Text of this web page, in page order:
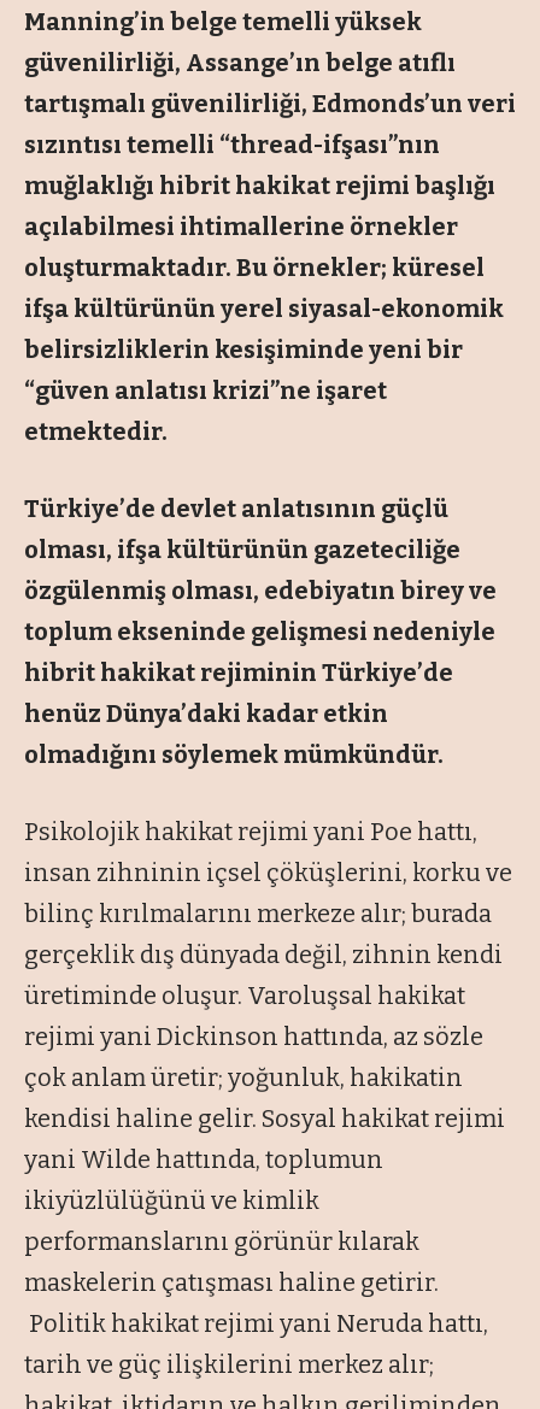
Manning’in belge temelli yüksek
güvenilirliği, Assange’ın belge atıflı
tartışmalı güvenilirliği, Edmonds’un veri
sızıntısı temelli “thread-ifşası”nın
muğlaklığı hibrit hakikat rejimi başlığı
açılabilmesi ihtimallerine örnekler
oluşturmaktadır. Bu örnekler; küresel
ifşa kültürünün yerel siyasal-ekonomik
belirsizliklerin kesişiminde yeni bir
“güven anlatısı krizi”ne işaret
etmektedir.
Türkiye’de devlet anlatısının güçlü
olması, ifşa kültürünün gazeteciliğe
özgülenmiş olması, edebiyatın birey ve
toplum ekseninde gelişmesi nedeniyle
hibrit hakikat rejiminin Türkiye’de
henüz Dünya’daki kadar etkin
olmadığını söylemek mümkündür.
Psikolojik hakikat rejimi yani Poe hattı,
insan zihninin içsel çöküşlerini, korku ve
bilinç kırılmalarını merkeze alır; burada
gerçeklik dış dünyada değil, zihnin kendi
üretiminde oluşur. Varoluşsal hakikat
rejimi yani Dickinson hattında, az sözle
çok anlam üretir; yoğunluk, hakikatin
kendisi haline gelir. Sosyal hakikat rejimi
yani Wilde hattında, toplumun
ikiyüzlülüğünü ve kimlik
performanslarını görünür kılarak
maskelerin çatışması haline getirir.
Politik hakikat rejimi yani Neruda hattı,
tarih ve güç ilişkilerini merkez alır;